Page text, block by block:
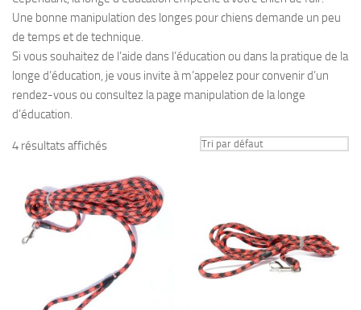
Une bonne manipulation des longes pour chiens demande un peu
de temps et de technique.
Si vous souhaitez de l’aide dans l’éducation ou dans la pratique de la
longe d’éducation, je vous invite à m’appelez pour convenir d’un
rendez-vous ou consultez la page manipulation de la longe
d’éducation.
4 résultats affichés